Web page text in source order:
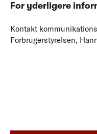
For yderligere
Kontakt
Forbrugerstyrelsen,